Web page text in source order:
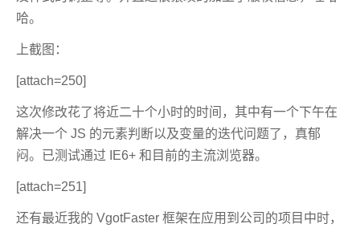
哈。
上截图：
[attach=250]
这次修改花了将近二十个小时的时间，其中有一个下午在
解决一个 JS 的元素判断以及变量的迭代问题了，真郁
闷。已测试通过 IE6+ 和目前的主流浏览器。
[attach=251]
还有最近我的 VgotFaster 框架在应用到公司的项目中时，